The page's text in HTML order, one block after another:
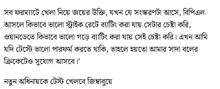
সব ফরম্যাটে খেলা নিয়ে জয়ের উক্তি, যখন যে সংস্করণটা আসে, বিপিএল
আসলে কিভাবে ভালো স্ট্রাইক রেটে ব্যাটিং করা যায় সেটার চেষ্টা করি,
ওয়ানডেতে কিভাবে ভালো গড়ে ব্যাটিং করা যায় সেই চেষ্টা করি। এখন আমি
যদি টেস্টে ভালো পারফর্ম করতে থাকি, তাহলে হয়তো আমার সাদা বলের
ক্রিকেটেও সুযোগ আসবে।’
নতুন অধিনায়কে টেস্ট খেলবে জিম্বাবুয়ে